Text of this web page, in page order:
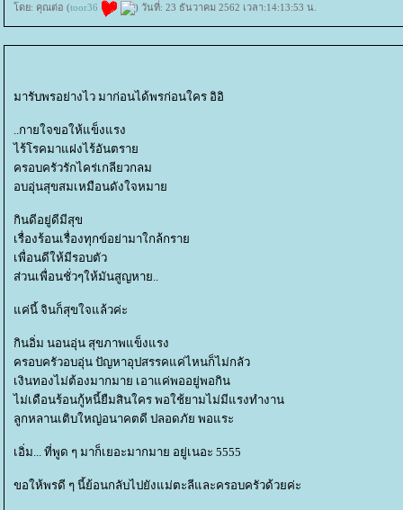
ดย: คุณต่อ (toor36 ) วันที่: 23 ธันวาคม 2562 เวลา:14:13:53 น.
มารับพรอย่างไว มาก่อนได้พรก่อนใคร อิอิ
..กายใจขอให้แข็งแรง
ไร้โรคมาแฝงไร้อันตรา
ครอบครัวรักไคร่เกลียวกลม
อบอุ่นสุขสมเหมือนดังใจหมา
กินดีอยู่ดีมีสุข
เรื่องร้อนเรื่องทุกข์อย่ามาใกล้กรา
เพื่อนดีให้มีรอบตัว
ส่วนเพื่อนชั่วๆให้มันสูญหาย..
ค่นี้ จินก็สุขใจแล้วค่ะ
กินอิ่ม นอนอุ่น สุขภาพแข็งแรง
ครอบครัวอบอุ่น ปัญหาอุปสรรคแค่ไหนก็ไม่กลัว
เงินทองไม่ต้องมากมาย เอาแค่พออยู่พอกิน
ไม่เดือนร้อนกู้หนี้ยืมสินใคร พอใช้ยามไม่มีแรงทำงาน
ลูกหลานเติบใหญ่อนาคตดี ปลอดภัย พอแระ
เอิ่ม... ที่พูด ๆ มาก็เยอะมากมาย อยู่เนอะ 5555
ขอให้พรดี ๆ นี้ย้อนกลับไปยังแม่ตะลีและครอบครัวด้วยค่ะ